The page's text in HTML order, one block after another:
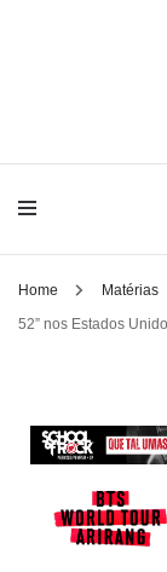
Home Matérias
52” nos Estados